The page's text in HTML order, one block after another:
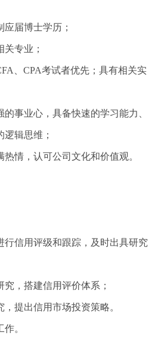
届博士学历；
专业；
、CPA考试者优先；具有相关实
事业心，具备快速的学习能力、
逻辑思维；
情，认可公司文化和价值观。
行信用评级和跟踪，及时出具研究
，搭建信用评价体系；
提出信用市场投资策略。
。